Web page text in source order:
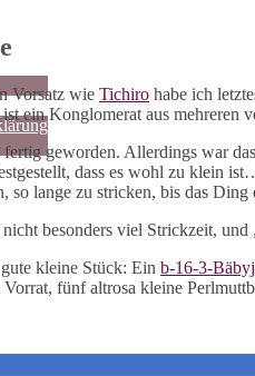
Vorsatz wie Tichiro habe ich
ein Konglomerat aus mehreren
geworden. Allerdings war
dass es wohl zu klein
so lange zu stricken, bis das
besonders viel Strickzeit,
kleine Stück: Ein b-16-3-
Vorrat, fünf altrosa kleine